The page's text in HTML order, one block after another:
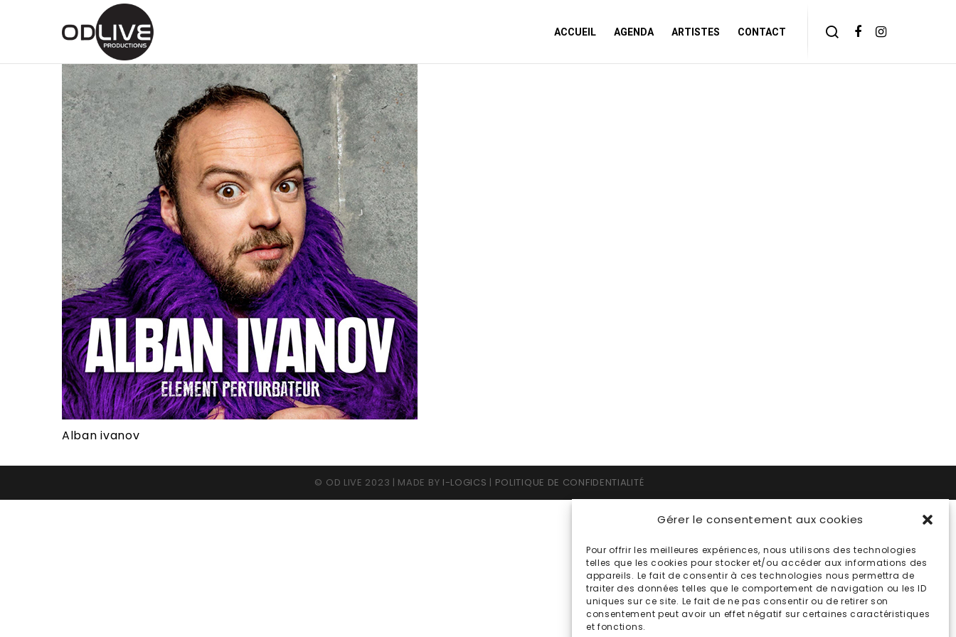
Gérer le consentement aux cookies
Pour offrir les meilleures expériences, nous utilisons des technologies
telles que les cookies pour stocker et/ou accéder aux informations des
appareils. Le fait de consentir à ces technologies nous permettra de
traiter des données telles que le comportement de navigation ou les ID
uniques sur ce site. Le fait de ne pas consentir ou de retirer son
consentement peut avoir un effet négatif sur certaines caractéristiques
et fonctions.
ACCUEIL AGENDA ARTISTES CONTACT
Alban ivanov
© OD LIVE 2023 | MADE BY I-LOGICS | POLITIQUE DE CONFIDENTIALITÉ